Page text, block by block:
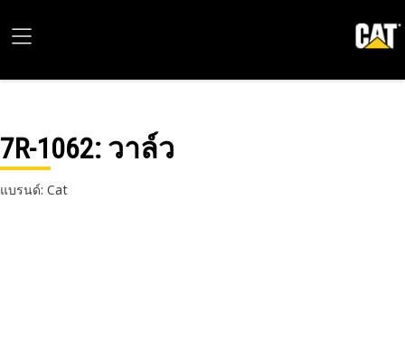
7R-1062: วาล์ว
แบรนด์: Cat